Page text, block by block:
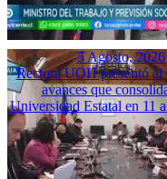
5 Agosto, 2026
Rectora UOH presentó
avances que
Universidad Estatal en 11